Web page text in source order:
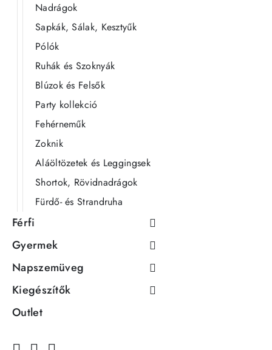
Nadrágok
Sapkák, Sálak, Kesztyűk
Pólók
Ruhák és Szoknyák
Blúzok és Felsők
Party kollekció
Fehérneműk
Zoknik
Aláöltözetek és Leggingsek
Shortok, Rövidnadrágok
Fürdő- és Strandruha
Férfi
Gyermek
Napszemüveg
Kiegészítők
Outlet